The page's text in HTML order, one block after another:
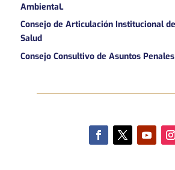
AmbientaL
Consejo de Articulación Institucional
Salud
Consejo Consultivo de Asuntos Penales